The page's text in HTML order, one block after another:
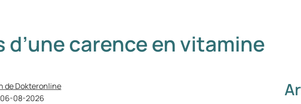
d’une carence en vitamine
de Dokteronline
06-08-2026